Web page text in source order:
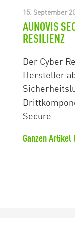
15. September
AUNOVIS
RESILIENZ
Der Cyber
Hersteller
Secure…
Ganzen Artikel